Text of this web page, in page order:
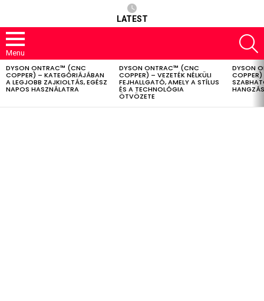
LATEST
Menu
LATEST
STORIES
DYSON ONTRAC™ (CNC
COPPER) – KATEGÓRIÁJÁBAN
A LEGJOBB ZAJKIOLTÁS, EGÉSZ
NAPOS HASZNÁLATRA
DYSON ONTRAC™ (CNC
COPPER) – VEZETÉK NÉLKÜLI
FEJHALLGATÓ, AMELY A STÍLUS
ÉS A TECHNOLÓGIA
ÖTVÖZETE
DYSON
COPPER)